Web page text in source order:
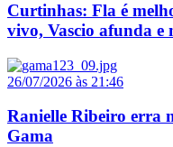
Curtinhas: Fla é
vivo, Vascio afunda e
26/07/2026 às 21:46
Ranielle Ribeiro erra
Gama